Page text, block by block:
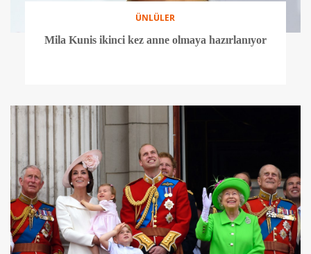
ÜNLÜLER
Mila Kunis ikinci kez anne olmaya hazırlanıyor